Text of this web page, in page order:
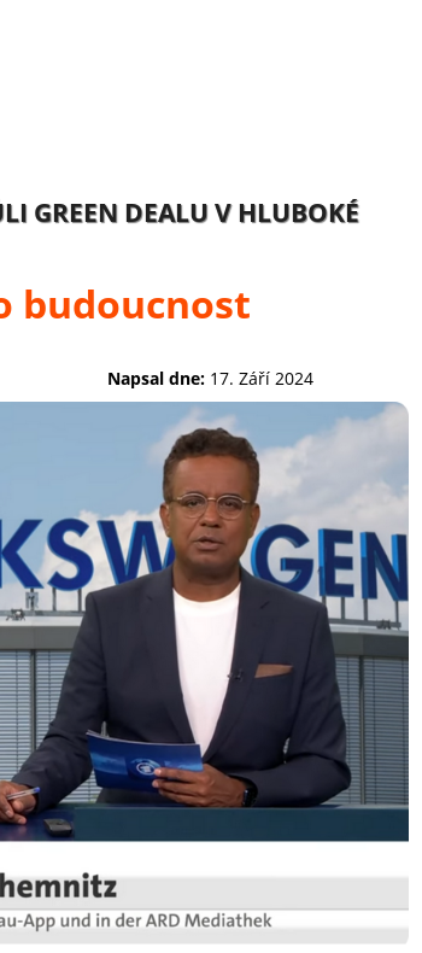
GREEN DEALU V HLUBOKÉ
budoucnost
Napsal dne: 17. Září 2024